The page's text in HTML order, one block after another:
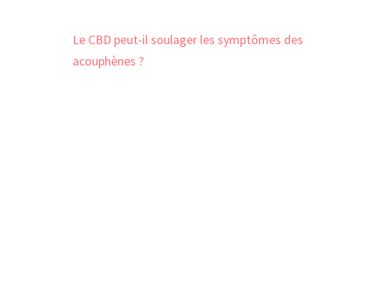
Navigation
de
Le CBD peut-il soulager les symptômes des
acouphènes ?